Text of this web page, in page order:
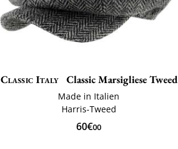
Classic Italy Classic Marsigliese Tweed
Made in Italien
Harris-Tweed
60€00